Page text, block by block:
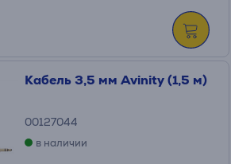
Кабель 3,5 мм Avinity (1,5 м)
00127044
в наличии